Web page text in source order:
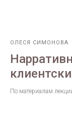
ОЛЕСЯ СИМОНОВА
По материалам